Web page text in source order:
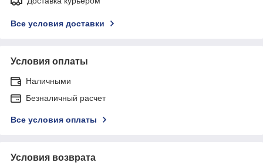
Все условия доставки
Условия оплаты
Наличными
Безналичный расчет
Все условия оплаты
Условия возврата